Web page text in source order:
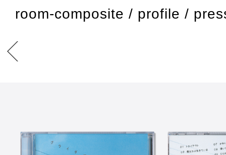
room-composite / profile /